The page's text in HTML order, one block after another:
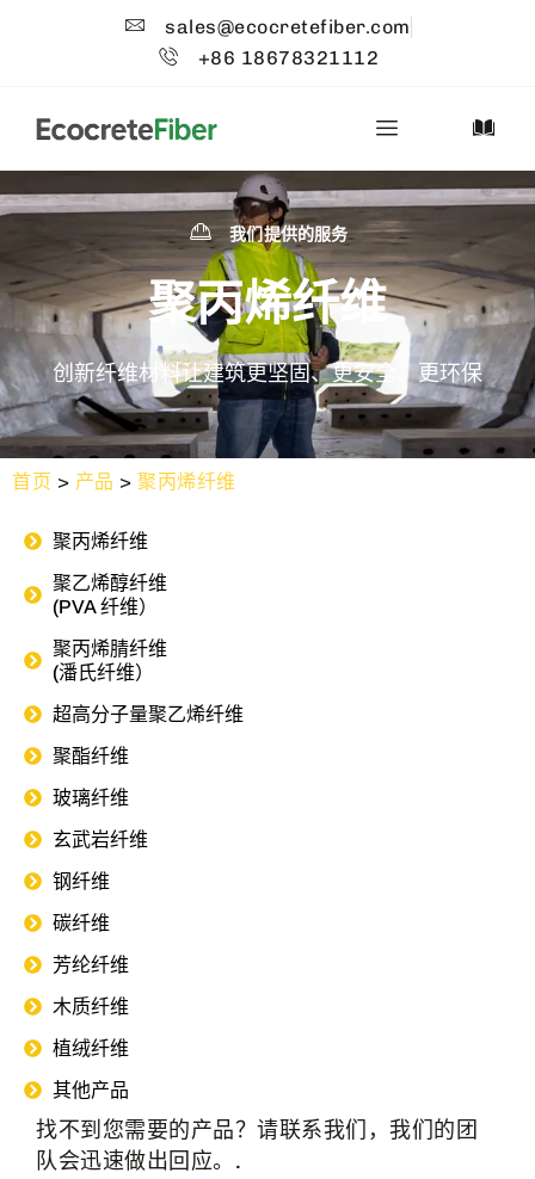
sales@ecocretefiber.com
+86 18678321112
我们提供的服务
聚丙烯纤维
创新纤维材料让建筑更坚固、更安全、更环保
首页 > 产品 > 聚丙烯纤维
聚丙烯纤维
聚乙烯醇纤维
(PVA 纤维）
聚丙烯腈纤维
(潘氏纤维）
超高分子量聚乙烯纤维
聚酯纤维
玻璃纤维
玄武岩纤维
钢纤维
碳纤维
芳纶纤维
木质纤维
植绒纤维
其他产品
找不到您需要的产品？请联系我们，我们的团
队会迅速做出回应。.